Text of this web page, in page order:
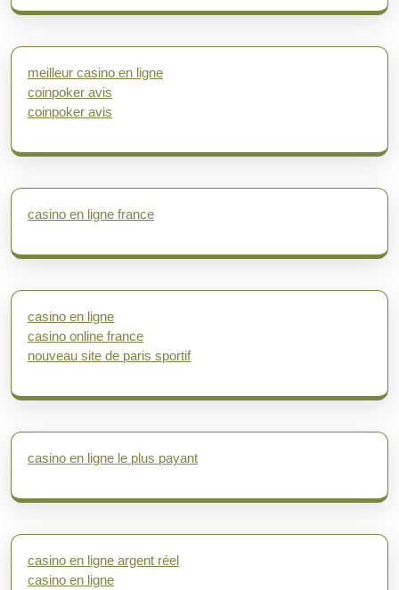
meilleur casino en ligne
coinpoker avis
coinpoker avis
casino en ligne france
casino en ligne
casino online france
nouveau site de paris sportif
casino en ligne le plus payant
casino en ligne argent réel
casino en ligne